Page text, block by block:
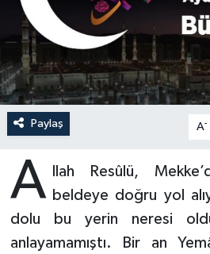
Paylaş A-
A
llah Resûlü,
beldeye doğru yol
dolu bu yerin neresi
anlayamamıştı. Bir an
Aydın Müftülüğü
Balıkesir Müftülüğü
Bartın Müftülüğü
Bayburt Müftülüğü
Bilecik Müftülüğü
Mukabele
Peygamberimizin Hayatı
Ramazan
Zekat
DİYANET GENÇLİK
DİYANET RADYO/TV
DEPREM
Eğitim
Kültür-Sanat